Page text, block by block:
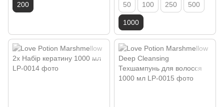
200 50 100 250 500
1000